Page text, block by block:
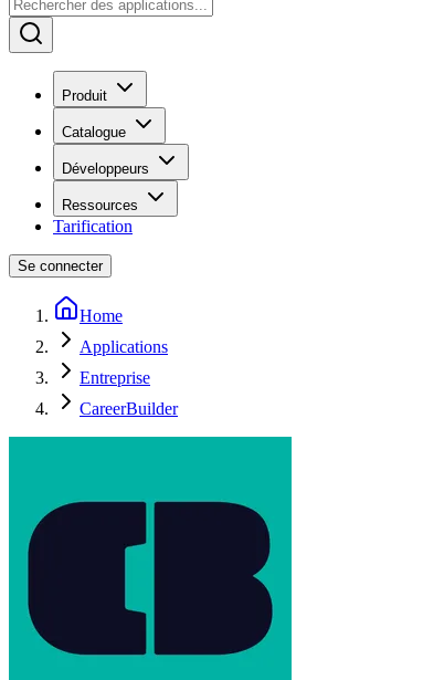
Produit
Catalogue
Développeurs
Ressources
Tarification
Se connecter
Home
Applications
Entreprise
CareerBuilder